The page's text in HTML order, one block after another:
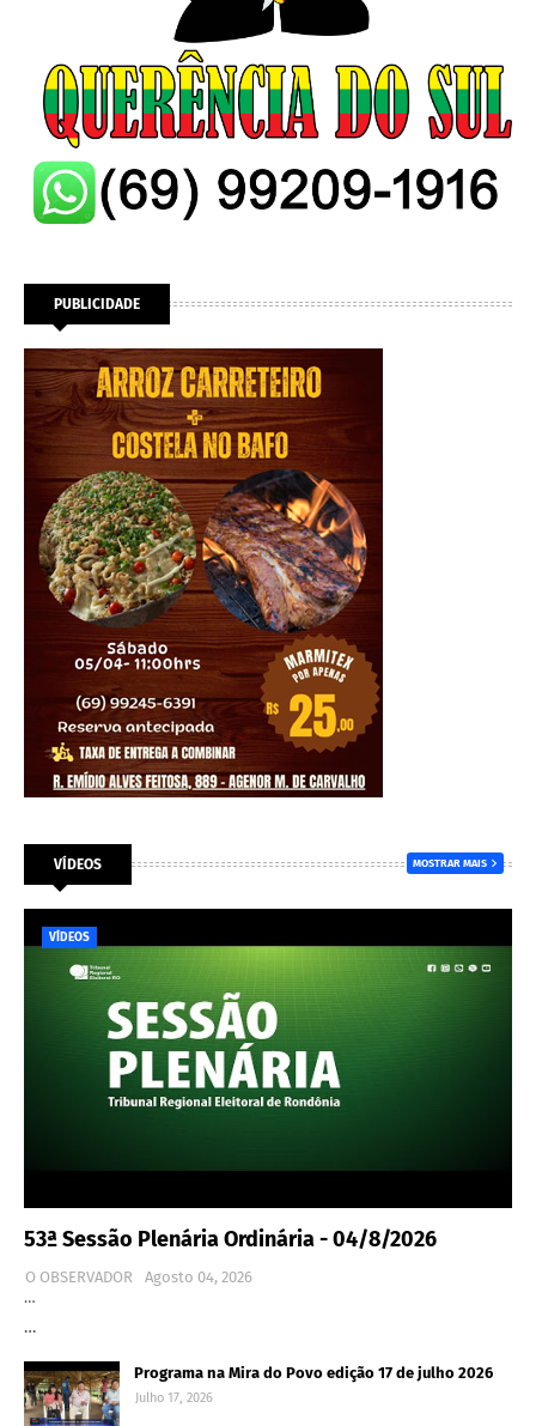
PUBLICIDADE
VÍDEOS MOSTRAR MAIS
VÍDEOS
53ª Sessão Plenária Ordinária - 04/8/2026
O OBSERVADOR
Agosto 04, 2026
…
…
Programa na Mira do Povo edição 17 de julho 2026
Julho 17, 2026